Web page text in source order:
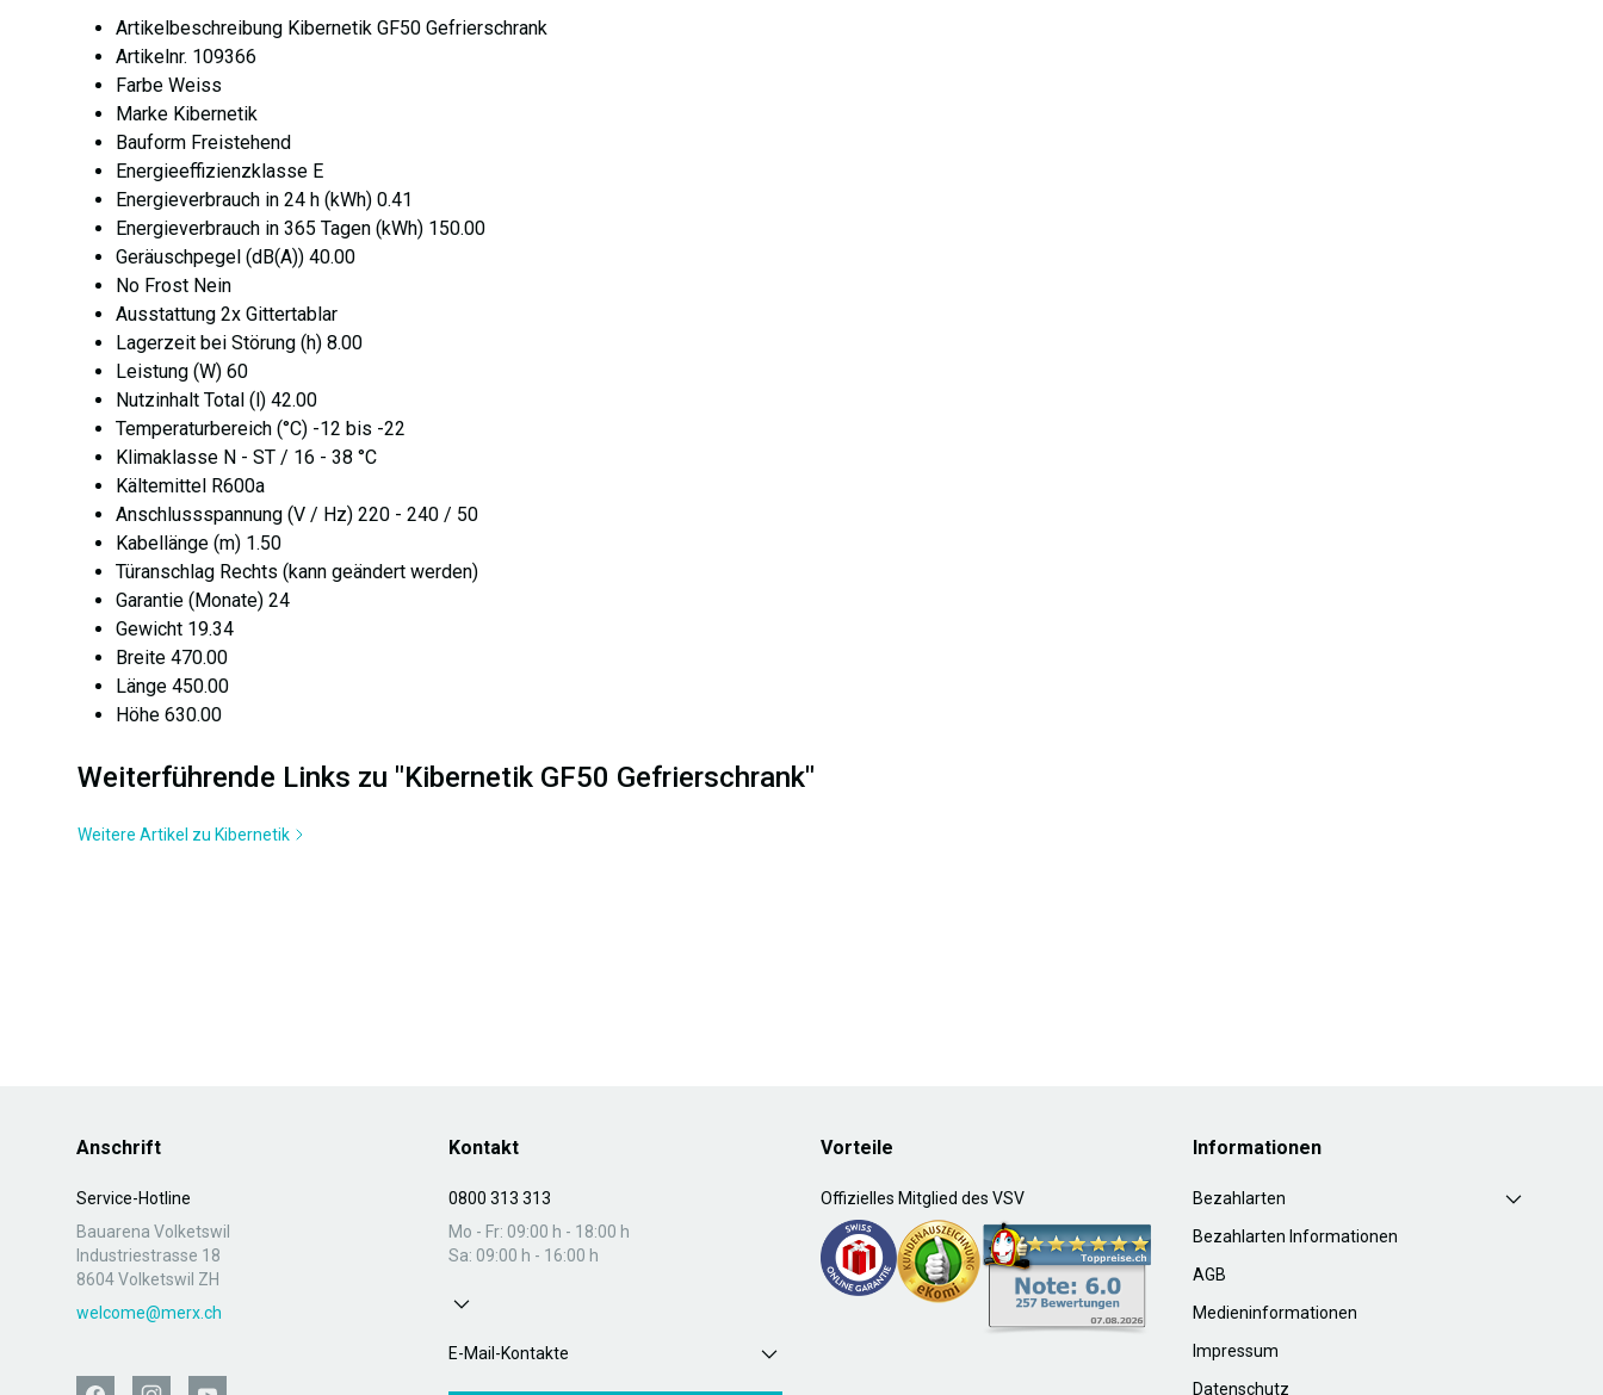
Artikelbeschreibung Kibernetik GF50 Gefrierschrank
Artikelnr. 109366
Farbe Weiss
Marke Kibernetik
Bauform Freistehend
Energieeffizienzklasse E
Energieverbrauch in 24 h (kWh) 0.41
Energieverbrauch in 365 Tagen (kWh) 150.00
Geräuschpegel (dB(A)) 40.00
No Frost Nein
Ausstattung 2x Gittertablar
Lagerzeit bei Störung (h) 8.00
Leistung (W) 60
Nutzinhalt Total (l) 42.00
Temperaturbereich (°C) -12 bis -22
Klimaklasse N - ST / 16 - 38 °C
Kältemittel R600a
Anschlussspannung (V / Hz) 220 - 240 / 50
Kabellänge (m) 1.50
Türanschlag Rechts (kann geändert werden)
Garantie (Monate) 24
Gewicht 19.34
Breite 470.00
Länge 450.00
Höhe 630.00
Weiterführende Links zu "Kibernetik GF50 Gefrierschrank"
Weitere Artikel zu Kibernetik
Anschrift
Service-Hotline
Bauarena Volketswil
Industriestrasse 18
8604 Volketswil ZH
welcome@merx.ch
Kontakt
0800 313 313
Mo - Fr: 09:00 h - 18:00 h
Sa: 09:00 h - 16:00 h
E-Mail-Kontakte
Vorteile
Offizielles Mitglied des VSV
Informationen
Bezahlarten
Bezahlarten Informationen
AGB
Medieninformationen
Impressum
Datenschutz